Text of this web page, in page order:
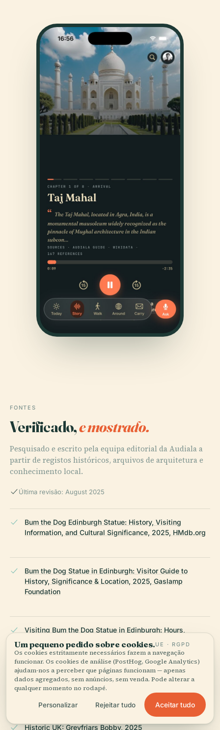
FONTES
Verificado,e mostrado.
Pesquisado e escrito pela equipa editorial da Audiala a
partir de registos históricos, arquivos de arquitetura e
conhecimento local.
Última revisão: August 2025
Bum the Dog Edinburgh Statue: History, Visiting
Information, and Cultural Significance, 2025, HMdb.org
Bum the Dog Statue in Edinburgh: Visitor Guide to
History, Significance & Location, 2025, Gaslamp
Foundation
Visiting Bum the Dog Statue in Edinburgh: Hours,
Location, and Tips, 2025, SDtoday
Visiting Bum the Dog Statue in Edinburgh: Hours,
History, and Nearby Attractions, 2025, Scotsman
Historic UK: Greyfriars Bobby, 2025
Um pequeno pedido sobre cookies.UE · RGPD
Os cookies estritamente necessários fazem a navegação
funcionar. Os cookies de análise (PostHog, Google Analytics)
ajudam-nos a perceber que páginas funcionam — apenas
dados agregados, sem anúncios, sem venda. Pode alterar a
qualquer momento no rodapé.
Personalizar Rejeitar tudo Aceitar tudo